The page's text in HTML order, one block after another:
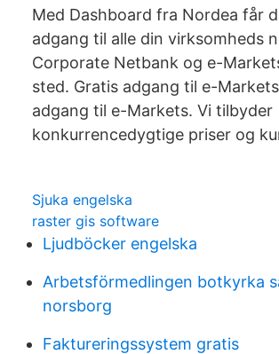
Med Dashboard fra Nordea får
adgang til alle din virksomheds
Corporate Netbank og e-
sted. Gratis adgang til e-
adgang til e-Markets. Vi tilbyder
konkurrencedygtige priser og
Sjuka engelska
raster gis software
Ljudböcker engelska
Arbetsförmedlingen botkyrka
norsborg
Faktureringssystem gratis